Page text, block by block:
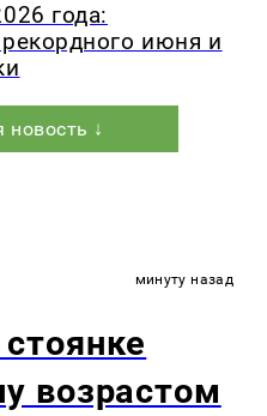
года:
июня и
↓
минуту назад
возрастом